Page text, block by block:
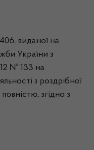
виданої на
України з
№ 133 на
з роздрібної
згідно з